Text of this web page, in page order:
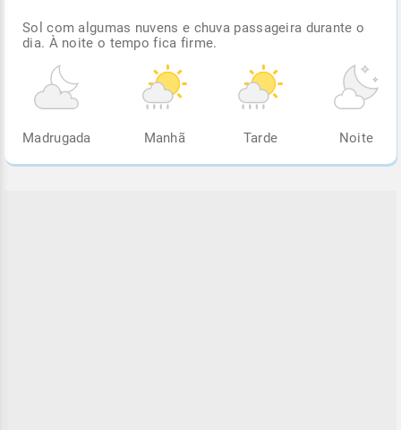
Sol com algumas nuvens e chuva passageira durante o
dia. À noite o tempo fica firme.
Madrugada Manhã Tarde Noite